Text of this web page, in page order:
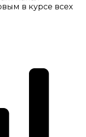
в курсе всех